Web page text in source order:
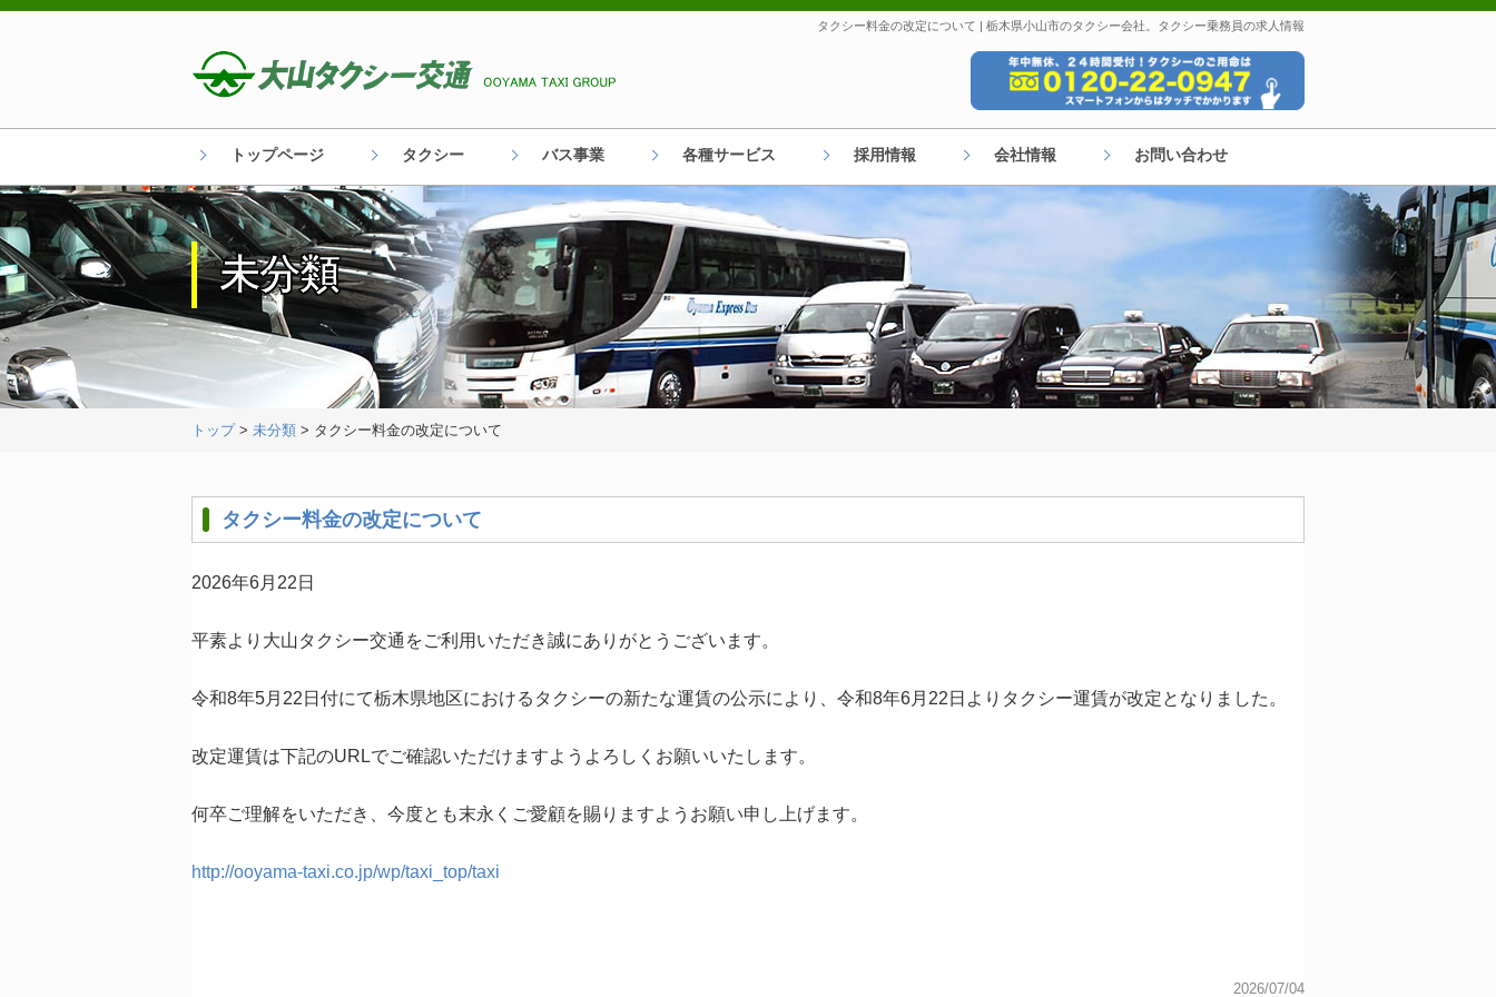
タクシー料金の改定について | 栃木県小山市のタクシー会社。タクシー乗務員の求人情報
トップページ タクシー バス事業 各種サービス 採用情報 会社情報 お問い合わせ
未分類
トップ> 未分類 > タクシー料金の改定について
タクシー料金の改定について
2026年6月22日
平素より大山タクシー交通をご利用いただき誠にありがとうございます。
令和8年5月22日付にて栃木県地区におけるタクシーの新たな運賃の公示により、令和8年6月22日よりタクシー運賃が改定となりました。
改定運賃は下記のURLでご確認いただけますようよろしくお願いいたします。
何卒ご理解をいただき、今度とも末永くご愛顧を賜りますようお願い申し上げます。
http://ooyama-taxi.co.jp/wp/taxi_top/taxi
2026/07/04